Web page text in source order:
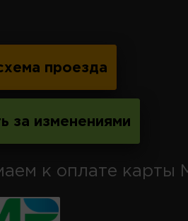
проезда
за изменениями
к оплате карты